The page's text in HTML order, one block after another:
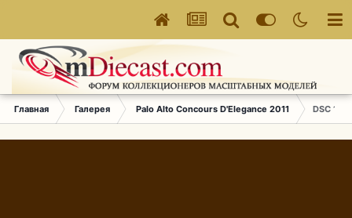
Главная Галерея Palo Alto Concours D'Elegance 2011 DSC